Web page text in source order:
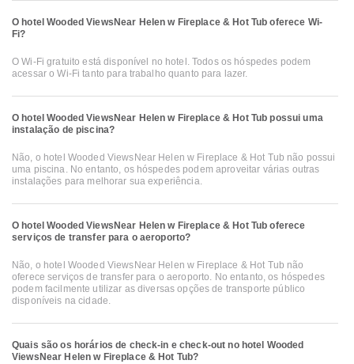
O hotel Wooded ViewsNear Helen w Fireplace & Hot Tub oferece Wi-
Fi?
O Wi-Fi gratuito está disponível no hotel. Todos os hóspedes podem
acessar o Wi-Fi tanto para trabalho quanto para lazer.
O hotel Wooded ViewsNear Helen w Fireplace & Hot Tub possui uma
instalação de piscina?
Não, o hotel Wooded ViewsNear Helen w Fireplace & Hot Tub não possui
uma piscina. No entanto, os hóspedes podem aproveitar várias outras
instalações para melhorar sua experiência.
O hotel Wooded ViewsNear Helen w Fireplace & Hot Tub oferece
serviços de transfer para o aeroporto?
Não, o hotel Wooded ViewsNear Helen w Fireplace & Hot Tub não
oferece serviços de transfer para o aeroporto. No entanto, os hóspedes
podem facilmente utilizar as diversas opções de transporte público
disponíveis na cidade.
Quais são os horários de check-in e check-out no hotel Wooded
ViewsNear Helen w Fireplace & Hot Tub?